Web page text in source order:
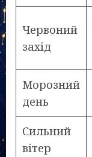
Червоний
захід
Морозний
день
Сильний
вітер